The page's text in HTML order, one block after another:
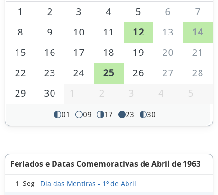
1 2 3 4 5 6
7
8
9 10 11 12 13
14
15
16 17 18 19 20
21
22
23 24 25 26 27
28
29
30 1 2 3 4 5
01 09 17 23 30
Feriados e Datas Comemorativas de Abril de 1963
1 Seg Dia das Mentiras - 1º de Abril